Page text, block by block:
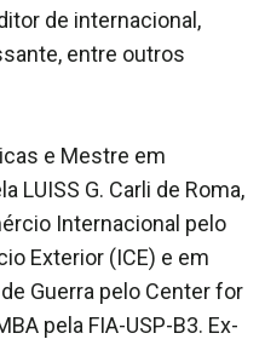
de internacional,
entre outros
e Mestre em
LUISS G. Carli de Roma,
Internacional pelo
Exterior (ICE) e em
Guerra pelo Center for
pela FIA-USP-B3. Ex-